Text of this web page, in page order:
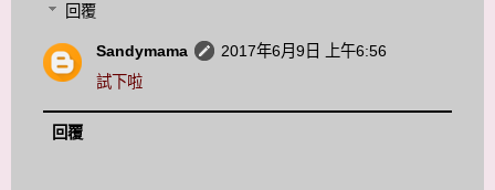
回覆
Sandymama
2017年6月9日 上午6:56
試下啦
回覆